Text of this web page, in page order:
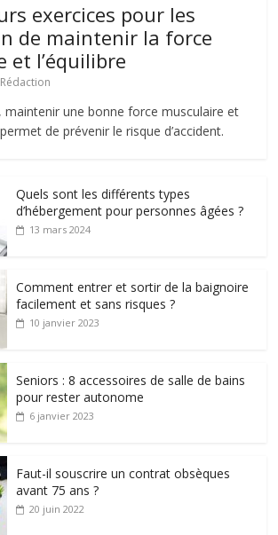
exercices pour les
de maintenir la force
et l’équilibre
Rédaction
maintenir une bonne force musculaire et
de prévenir le risque d’accident.
Quels sont les différents types
d’hébergement pour personnes âgées ?
13 mars 2024
Comment entrer et sortir de la baignoire
facilement et sans risques ?
10 janvier 2023
Seniors : 8 accessoires de salle de bains
pour rester autonome
6 janvier 2023
Faut-il souscrire un contrat obsèques
avant 75 ans ?
20 juin 2022